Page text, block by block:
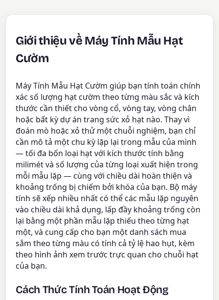
Giới thiệu về Máy Tính Mẫu Hạt
Cườm
Máy Tính Mẫu Hạt Cườm giúp bạn tính toán chính
xác số lượng hạt cườm theo từng màu sắc và kích
thước cần thiết cho vòng cổ, vòng tay, vòng chân
hoặc bất kỳ dự án trang sức xỏ hạt nào. Thay vì
đoán mò hoặc xỏ thử một chuỗi nghiệm, bạn chỉ
cần mô tả một chu kỳ lặp lại trong mẫu của mình
— tối đa bốn loại hạt với kích thước tính bằng
milimét và số lượng của từng loại xuất hiện trong
mỗi mẫu lặp — cùng với chiều dài hoàn thiện và
khoảng trống bị chiếm bởi khóa của bạn. Bộ máy
tính sẽ xếp nhiều nhất có thể các mẫu lặp nguyên
vào chiều dài khả dụng, lấp đầy khoảng trống còn
lại bằng một phần mẫu lặp thiếu theo từng hạt
một, và cung cấp cho bạn một danh sách mua
sắm theo từng màu có tính cả tỷ lệ hao hụt, kèm
theo hình ảnh xem trước trực quan cho chuỗi hạt
của bạn.
Cách Thức Tính Toán Hoạt Động